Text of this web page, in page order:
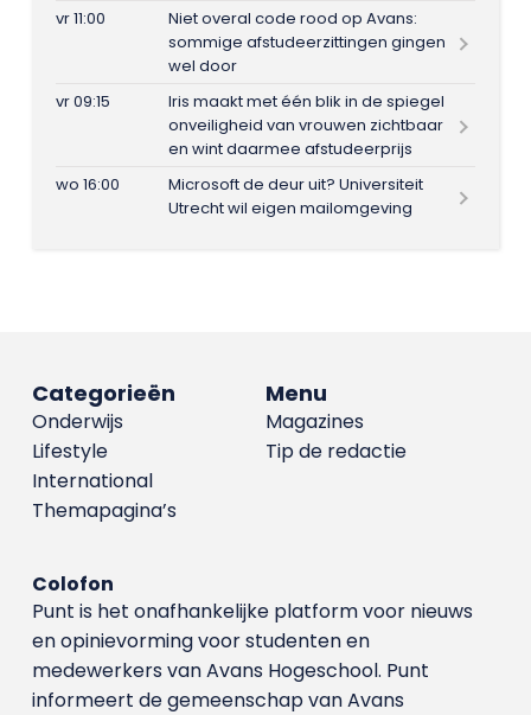
vr 11:00
Niet overal code rood op Avans:
sommige afstudeerzittingen gingen
wel door
vr 09:15
Iris maakt met één blik in de spiegel
onveiligheid van vrouwen zichtbaar
en wint daarmee afstudeerprijs
wo 16:00
Microsoft de deur uit? Universiteit
Utrecht wil eigen mailomgeving
Menu
Magazines
Tip de redactie
Categorieën
Onderwijs
Lifestyle
International
Themapagina’s
Colofon
Punt is het onafhankelijke platform voor nieuws
en opinievorming voor studenten en
medewerkers van Avans Hoge­school. Punt
informeert de gemeenschap van Avans